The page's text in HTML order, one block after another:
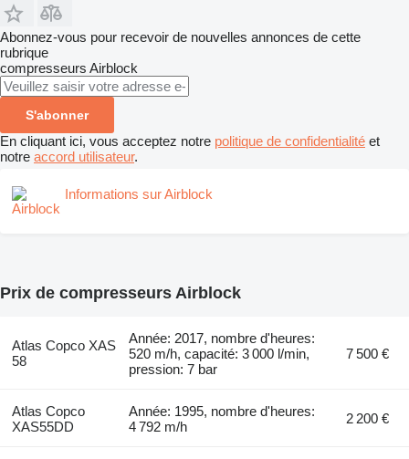
Abonnez-vous pour recevoir de nouvelles annonces de cette
rubrique
compresseurs Airblock
S'abonner
En cliquant ici, vous acceptez notre politique de confidentialité et
notre accord utilisateur.
Informations sur Airblock
Prix de compresseurs Airblock
Atlas Copco XAS
58
Année: 2017, nombre d'heures:
520 m/h, capacité: 3 000 l/min,
pression: 7 bar
7 500 €
Atlas Copco
XAS55DD
Année: 1995, nombre d'heures:
4 792 m/h
2 200 €